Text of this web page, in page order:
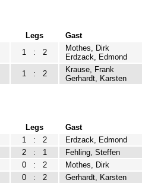
Legs
Gast
1 : 2
Mothes, Dirk
Erdzack, Edmond
1 : 2
Krause, Frank
Gerhardt, Karsten
Legs
Gast
1 : 2
Erdzack, Edmond
2 : 1
Fehling, Steffen
0 : 2
Mothes, Dirk
0 : 2 Gerhardt, Karsten